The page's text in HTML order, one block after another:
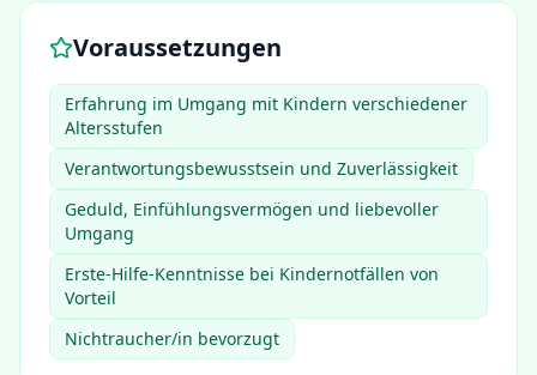
Voraussetzungen
Erfahrung im Umgang mit Kindern verschiedener
Altersstufen
Verantwortungsbewusstsein und Zuverlässigkeit
Geduld, Einfühlungsvermögen und liebevoller
Umgang
Erste-Hilfe-Kenntnisse bei Kindernotfällen von
Vorteil
Nichtraucher/in bevorzugt